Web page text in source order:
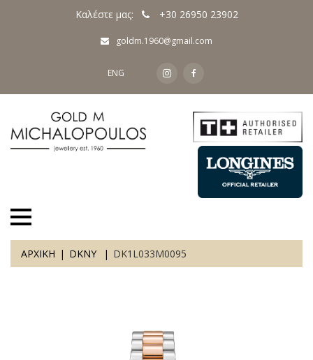
Καλέστε μας: +30 26950 23902
goldm.1960@gmail.com
ENG
ΑΡΧΙΚΗ DKNY DK1L033M0095